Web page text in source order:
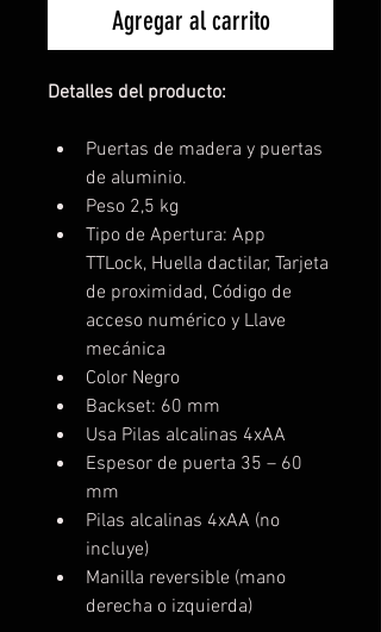
Agregar al carrito
Detalles del producto:
Puertas de madera y puertas
de aluminio.
Peso 2,5 kg
Tipo de Apertura: App
TTLock, Huella dactilar, Tarjeta
de proximidad, Código de
acceso numérico y Llave
mecánica
Color Negro
Backset: 60 mm
Usa Pilas alcalinas 4xAA
Espesor de puerta 35 – 60
mm
Pilas alcalinas 4xAA (no
incluye)
Manilla reversible (mano
derecha o izquierda)